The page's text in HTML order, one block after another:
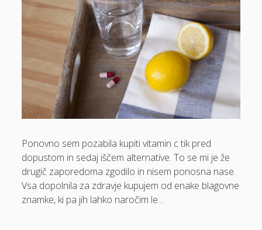
Cvetlična korita
Dermatolog samoplačniško
Dokolenke
Dom in vrt
Domače olivno olje
Elektricna polnilnica
Energetika
Espd
Ponovno sem pozabila kupiti vitamin c tik pred
dopustom in sedaj iščem alternative. To se mi je že
drugič zaporedoma zgodilo in nisem ponosna nase.
Vsa dopolnila za zdravje kupujem od enake blagovne
znamke, ki pa jih lahko naročim le…